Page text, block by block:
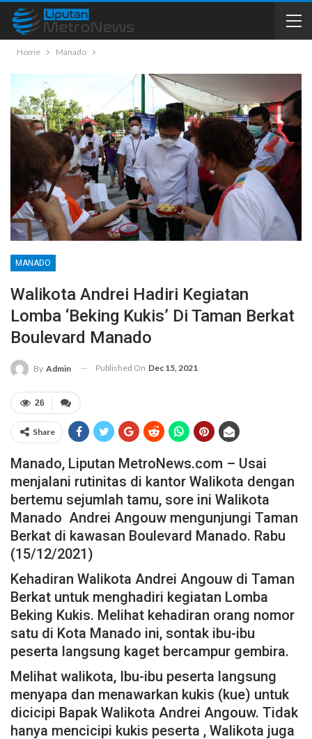
Home Manado
MANADO
Walikota Andrei Hadiri Kegiatan
Lomba ‘Beking Kukis’ Di Taman Berkat
Boulevard Manado
By Admin Published On Dec 15, 2021
26
Share
Manado, Liputan MetroNews.com – Usai
menjalani rutinitas di kantor Walikota dengan
bertemu sejumlah tamu, sore ini Walikota
Manado Andrei Angouw mengunjungi Taman
Berkat di kawasan Boulevard Manado. Rabu
(15/12/2021)
Kehadiran Walikota Andrei Angouw di Taman
Berkat untuk menghadiri kegiatan Lomba
Beking Kukis. Melihat kehadiran orang nomor
satu di Kota Manado ini, sontak ibu-ibu
peserta langsung kaget bercampur gembira.
Melihat walikota, Ibu-ibu peserta langsung
menyapa dan menawarkan kukis (kue) untuk
dicicipi Bapak Walikota Andrei Angouw. Tidak
hanya mencicipi kukis peserta , Walikota juga